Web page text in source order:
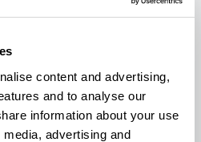
content and advertising,
and to analyse our
information about your use
advertising and
personnes
le août 1894. La
dans 30 villes, réparties
ainsi qu’en Birmanie. La
en Inde a contribué à